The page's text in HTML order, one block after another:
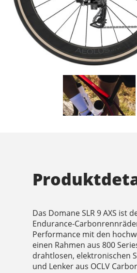
Das Domane SLR 9 AXS
Endurance-
Performance mit den
einen Rahmen aus 800
drahtlosen, elektronischen
und Lenker aus OCLV